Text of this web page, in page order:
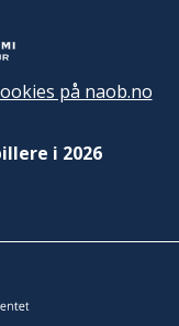
på naob.no
i 2026